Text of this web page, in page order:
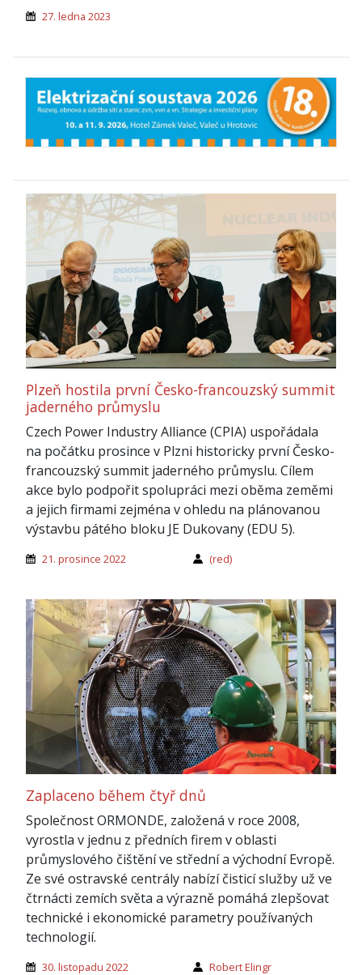
27. ledna 2023
Plzeň hostila první Česko-francouzský summit
jaderného průmyslu
Czech Power Industry Alliance (CPIA) uspořádala
na počátku prosince v Plzni historicky první Česko-
francouzský summit jaderného průmyslu. Cílem
akce bylo podpořit spolupráci mezi oběma zeměmi
a jejich firmami zejména v ohledu na plánovanou
výstavbu pátého bloku JE Dukovany (EDU 5).
21. prosince 2022 (red)
Zaplaceno během čtyř dnů
Společnost ORMONDE, založená v roce 2008,
vyrostla v jednu z předních firem v oblasti
průmyslového čištění ve střední a východní Evropě.
Ze své ostravské centrály nabízí čisticí služby už ve
čtrnácti zemích světa a výrazně pomáhá zlepšovat
technické i ekonomické parametry používaných
technologií.
30. listopadu 2022 Robert Elingr